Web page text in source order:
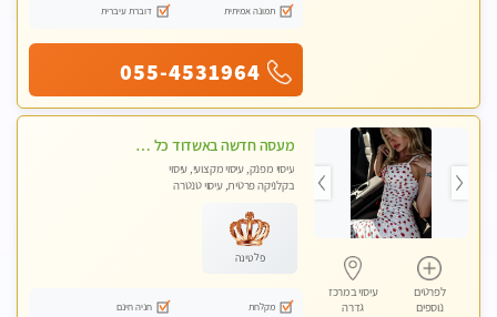
תמונה אמיתית
דוברת עיברית
055-4531964
לפרטים
נוספים
עיסוי במרכז
גדרה
מעסה חדשה באשדוד כל סוגי העיסויים מעסה מקצועית ואיכותית פרטי!!!מומלץ לחלוטין!! Private! Highly recommended
עיסוי מפנק, עיסוי מקצועי, עיסוי
בקלניקה פרטית, עיסוי טנטרה
פלטינה
מקלחת
חניה חינם